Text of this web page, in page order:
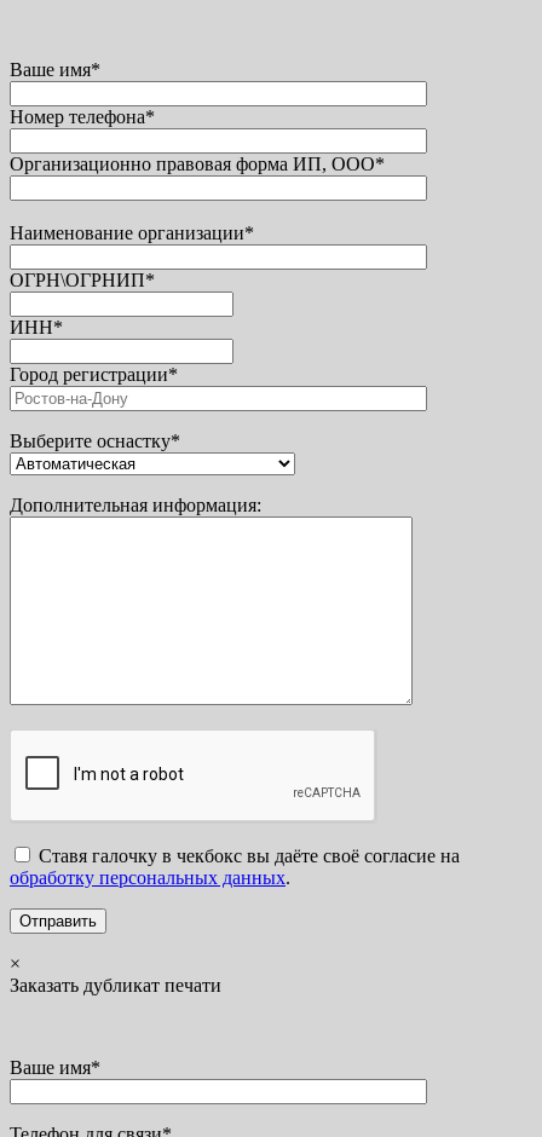
Ваше имя*
Номер телефона*
Организационно правовая форма ИП, ООО*
Наименование организации*
ОГРН\ОГРНИП*
ИНН*
Город регистрации*
Выберите оснастку*
Дополнительная информация:
Ставя галочку в чекбокс вы даёте своё согласие на
обработку персональных данных.
×
Заказать дубликат печати
Ваше имя*